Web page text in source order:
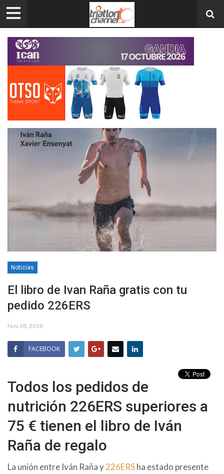
Noticias
El libro de Ivan Raña gratis con tu
pedido 226ERS
Nov 28, 2018
FACEBOOK
Todos los pedidos de
nutrición 226ERS superiores a
75 € tienen el libro de Iván
Raña de regalo
La unión entre Iván Raña y226ERSha estado presente